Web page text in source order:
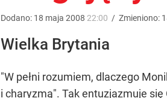
Dodano: 18 maja 2008 22:00 / Zmieniono:
Wielka Brytania
"W pełni rozumiem, dlaczego
i charyzmą". Tak entuzjazmuje